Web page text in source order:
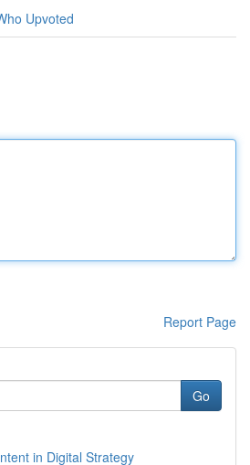
Upvoted
Report Page
Go
in Digital Strategy